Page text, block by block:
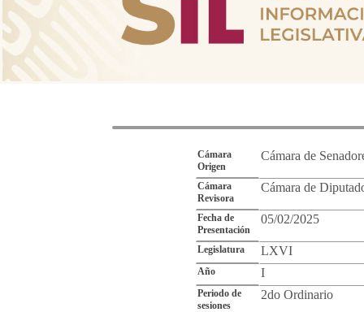
Cámara
Origen
Cámara de
Cámara
Revisora
Cámara de
Fecha de
Presentación
05/02/2025
Legislatura LXVI
Año I
Periodo de
sesiones
2do Ordinario